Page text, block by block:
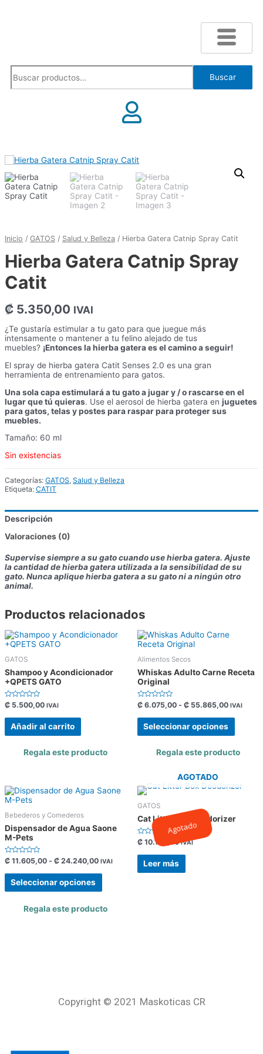
Buscar
Inicio / GATOS / Salud y Belleza / Hierba Gatera Catnip Spray Catit
Hierba Gatera Catnip Spray
Catit
₡ 5.350,00 IVAI
¿Te gustaría estimular a tu gato para que juegue más
intensamente o mantener a tu felino alejado de tus
muebles? ¡Entonces la hierba gatera es el camino a seguir!
El spray de hierba gatera Catit Senses 2.0 es una gran
herramienta de entrenamiento para gatos.
Una sola capa estimulará a tu gato a jugar y / o rascarse en el
lugar que tú quieras. Use el aerosol de hierba gatera en juguetes
para gatos, telas y postes para raspar para proteger sus
muebles.
Tamaño: 60 ml
Sin existencias
Categorías: GATOS, Salud y Belleza
Etiqueta: CATIT
Descripción
Valoraciones (0)
Supervise siempre a su gato cuando use hierba gatera. Ajuste
la cantidad de hierba gatera utilizada a la sensibilidad de su
gato. Nunca aplique hierba gatera a su gato ni a ningún otro
animal.
Productos relacionados
GATOS
Shampoo y Acondicionador
+QPETS GATO
Valorado
con
0
₡ 5.500,00 IVAI
Añadir al carrito
Regala este producto
Alimentos Secos
Whiskas Adulto Carne Receta
Original
Valorado
con
0
₡ 6.075,00 - ₡ 55.865,00 IVAI
Seleccionar opciones
Regala este producto
Bebederos y Comederos
Dispensador de Agua Saone
M-Pets
Valorado
con
0
de
₡ 11.605,00 - ₡ 24.240,00 IVAI
Seleccionar opciones
Regala este producto
Agotado
AGOTADO
GATOS
Cat Litter Box Deodorizer
Valorado
con
0
de
₡ 10.100,00 IVAI
Leer más
Copyright © 2021 Maskoticas CR